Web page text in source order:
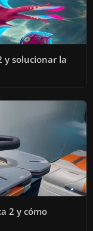
y solucionar la
2 y cómo